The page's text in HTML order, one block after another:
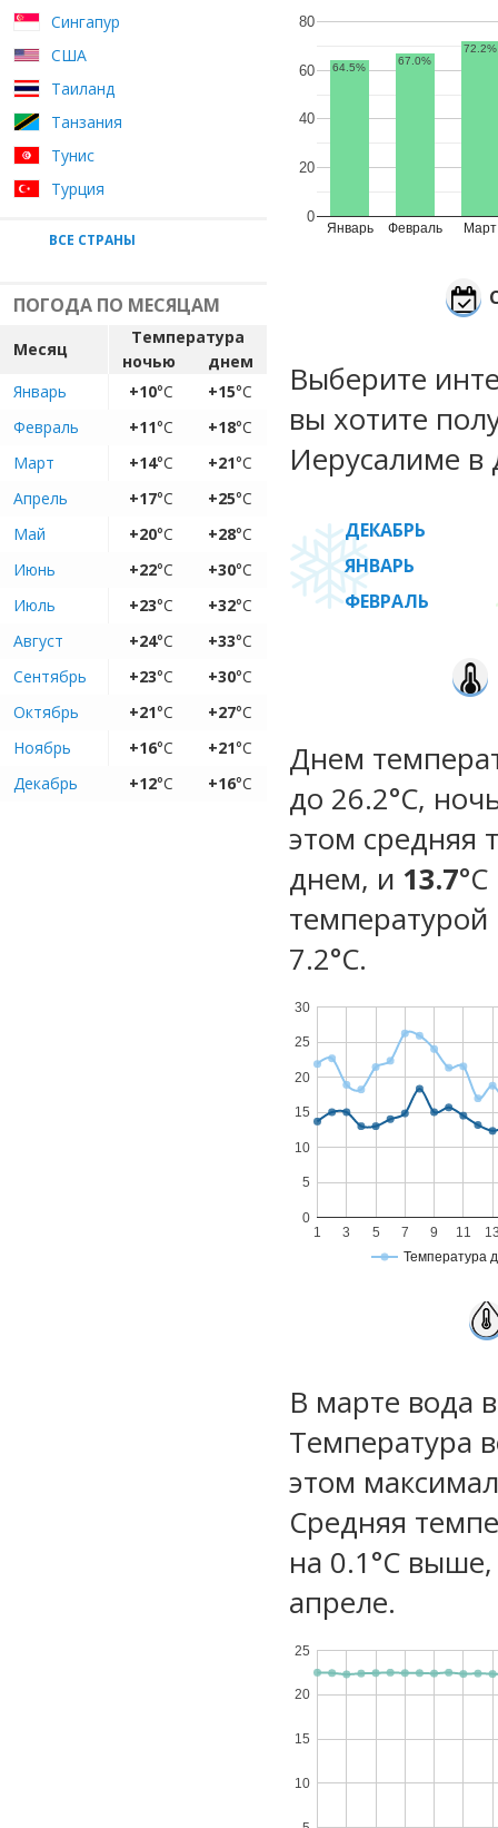
Сингапур
США
Таиланд
Танзания
Тунис
Турция
ВСЕ СТРАНЫ
ПОГОДА ПО МЕСЯЦАМ
Месяц
Температура
ночью
днем
Январь
+10°C +15°C
Февраль
+11°C +18°C
Март
+14°C +21°C
Апрель
+17°C +25°C
Май
+20°C +28°C
Июнь
+22°C +30°C
Июль
+23°C +32°C
Август
+24°C +33°C
Сентябрь
+23°C +30°C
Октябрь
+21°C +27°C
Ноябрь
+16°C +21°C
Декабрь
+12°C +16°C
Январь Февраль Март
0
20
40
60
80
64.5%
67.0%
72.2%
Выберите
вы хотите
Иерусалиме в
ДЕКАБРЬ
ЯНВАРЬ
ФЕВРАЛЬ
Днем
до 26.2°C,
этом средняя
днем, и 13.7
температурой
7.2°С.
Температура
1 3 5 7 9 11
0
5
10
15
20
25
30
В марте вода
Температура
этом
Средняя
на 0.1°C
апреле.
10
15
20
25